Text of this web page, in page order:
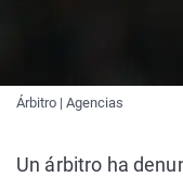
Árbitro | Agencias
Un árbitro ha